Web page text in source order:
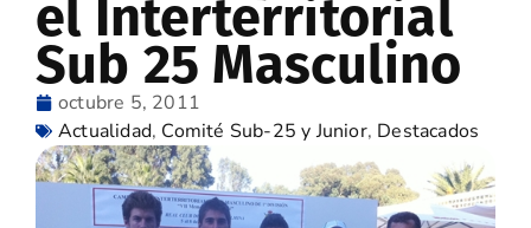
el Interterritorial
Sub 25 Masculino
octubre 5, 2011
Actualidad, Comité Sub-25 y Junior, Destacados